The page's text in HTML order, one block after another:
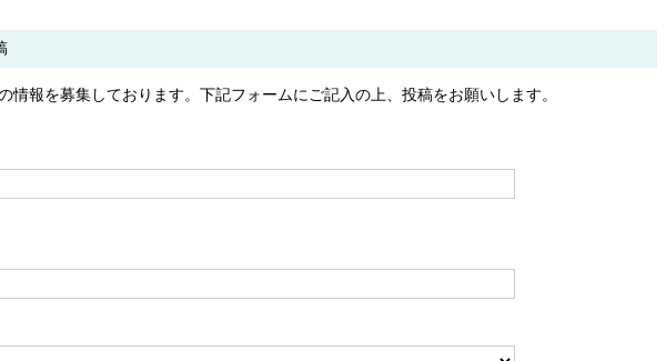
報を募集しております。下記フォームにご記入の上、投稿をお願いします。